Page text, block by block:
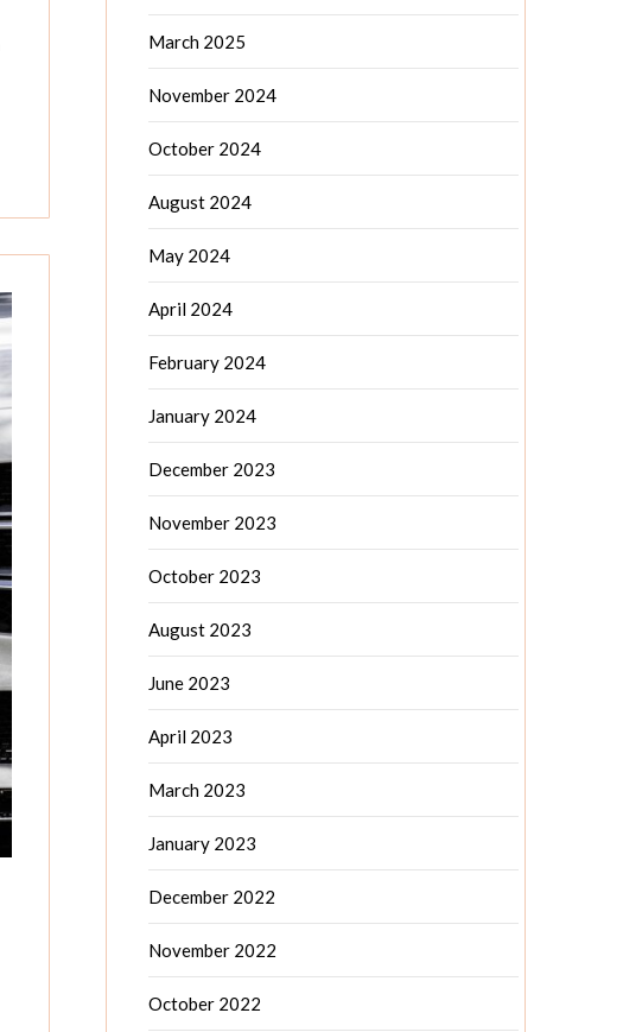
March 2025
November 2024
October 2024
August 2024
May 2024
April 2024
February 2024
January 2024
December 2023
November 2023
October 2023
August 2023
June 2023
April 2023
March 2023
January 2023
December 2022
November 2022
October 2022